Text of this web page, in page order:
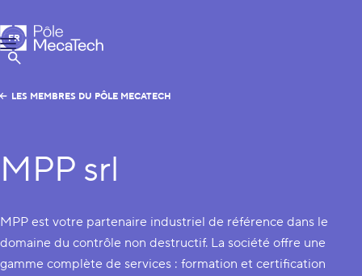
Pôle MecaTech
Menu
Afficher la Recherche
FR
EN
LES MEMBRES DU PÔLE MECATECH
MPP srl
MPP est votre partenaire industriel de référence dans le
domaine du contrôle non destructif. La société offre une
gamme complète de services : formation et certification